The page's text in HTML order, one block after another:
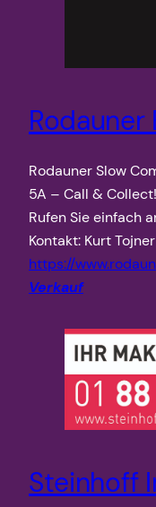
Rodauner Slow
5A – Call & Collect!
Rufen Sie einfach
Kontakt: Kurt
https://
Verkauf
Steinhoff